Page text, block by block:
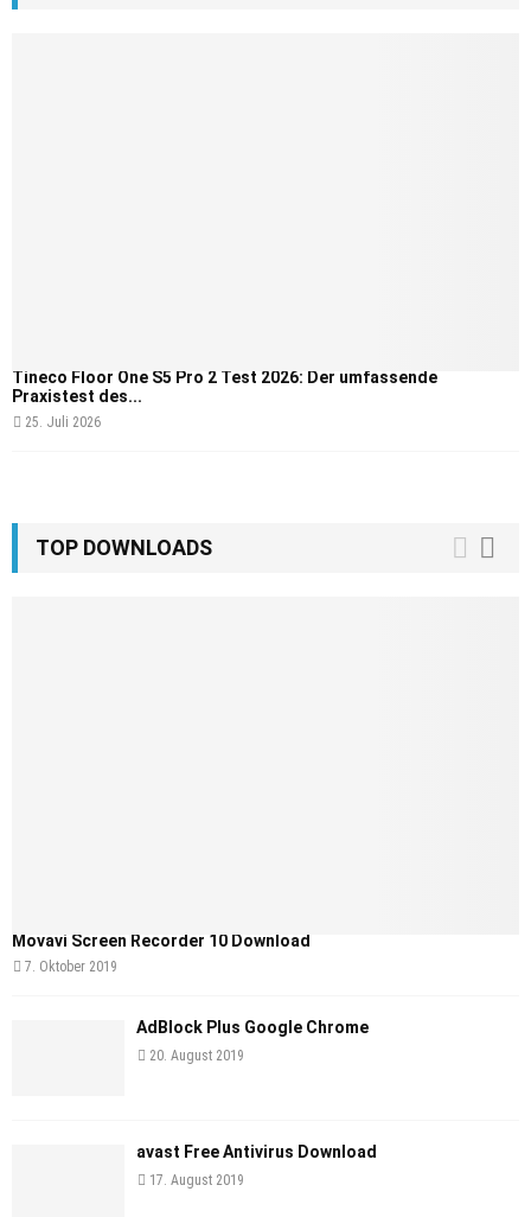
Tineco Floor One S5 Pro 2 Test 2026: Der umfassende
Praxistest des...
25. Juli 2026
TOP DOWNLOADS
Movavi Screen Recorder 10 Download
7. Oktober 2019
AdBlock Plus Google Chrome
20. August 2019
avast Free Antivirus Download
17. August 2019